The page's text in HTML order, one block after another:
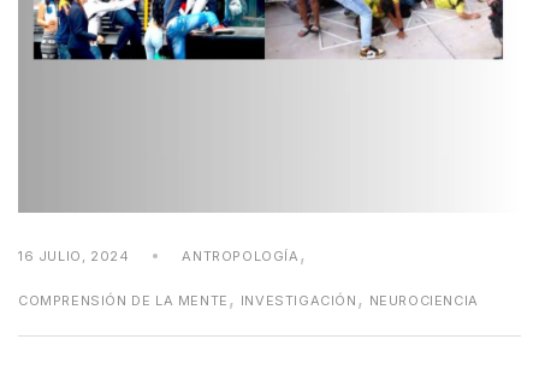
16 JULIO, 2024 ANTROPOLOGÍA ,
COMPRENSIÓN DE LA MENTE , INVESTIGACIÓN , NEUROCIENCIA